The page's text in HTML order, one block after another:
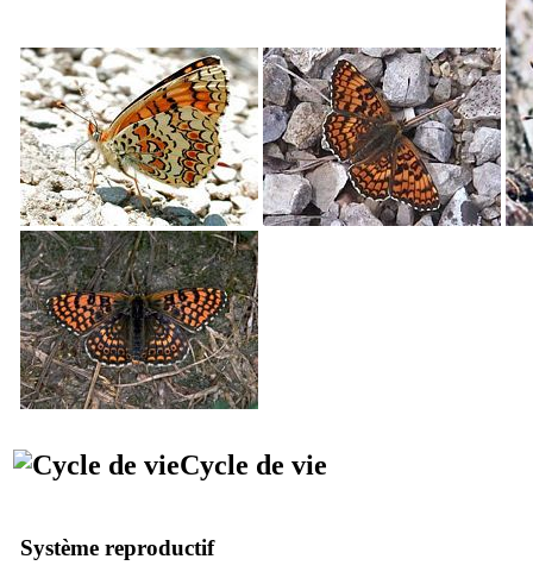
Cycle de vie
Système reproductif